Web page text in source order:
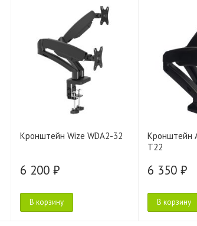
Кронштейн Wize WDA2-32
6 200 ₽
В корзину
Кронштейн
T22
6 350 ₽
В корзину